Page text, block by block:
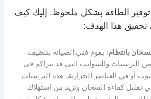
الطاقة بشكل ملحوظ. إليك كيف
تحقيق هذا الهدف:
بانتظام: يقوم فني الصيانة بتنظيف
الترسبات والشوائب التي قد تتراكم في
أو في العناصر الحرارية. هذه الترسبات
تقليل كفاءة السخان وتزيد من استهلاك